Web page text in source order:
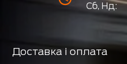
Сб, Нд:
Доставка і оплата